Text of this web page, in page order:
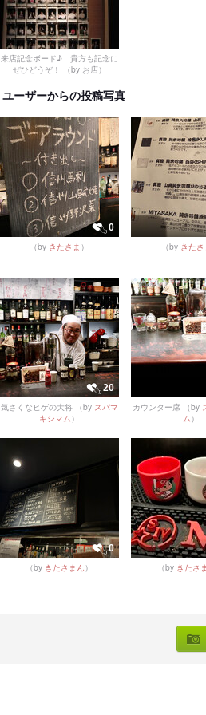
来店記念ボード♪ 貴方も記念に
ぜひどうぞ！
（by お店）
ユーザーからの投稿写真
0
（by きたさま ） （by きた
20
気さくなヒゲの大将 （by スパマ
キシマム ）
カウンター席 （by
ム ）
0
（by きたさまん ） （by きたさ